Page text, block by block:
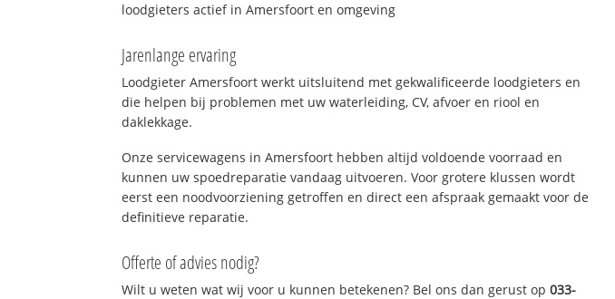
loodgieters actief in Amersfoort en omgeving
Jarenlange ervaring
Loodgieter Amersfoort werkt uitsluitend met gekwalificeerde loodgieters en
die helpen bij problemen met uw waterleiding, CV, afvoer en riool en
daklekkage.
Onze servicewagens in Amersfoort hebben altijd voldoende voorraad en
kunnen uw spoedreparatie vandaag uitvoeren. Voor grotere klussen wordt
eerst een noodvoorziening getroffen en direct een afspraak gemaakt voor de
definitieve reparatie.
Offerte of advies nodig?
Wilt u weten wat wij voor u kunnen betekenen? Bel ons dan gerust op033-